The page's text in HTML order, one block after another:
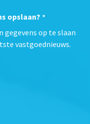
opslaan? *
op te slaan
vastgoednieuws.